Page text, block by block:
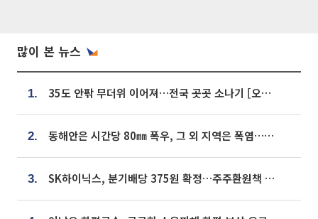
많이 본 뉴스
1. 35도 안팎 무더위 이어져…전국 곳곳 소나기 [오늘 날씨]
2. 동해안은 시간당 80㎜ 폭우, 그 외 지역은 폭염…‘극과 극 날씨’
3. SK하이닉스, 분기배당 375원 확정…주주환원책 9월로 앞당겨 발표